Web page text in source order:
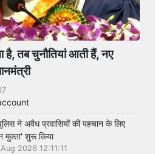
है, तब चुनौतियां आती हैं, नए
ने अवैध प्रवासियों की पहचान के लिए
मुक्ता' शुरू किया
2026 12:11:11